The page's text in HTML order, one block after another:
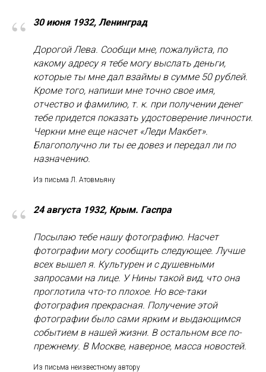
“ 30 июня 1932, Ленинград
Дорогой Лева. Сообщи мне, пожалуйста, по
какому адресу я тебе могу выслать деньги,
которые ты мне дал взаймы в сумме 50 рублей.
Кроме того, напиши мне точно свое имя,
отчество и фамилию, т. к. при получении денег
тебе придется показать удостоверение личности.
Черкни мне еще насчет «Леди Макбет».
Благополучно ли ты ее довез и передал ли по
назначению.
Из письма Л. Атовмьяну
“ 24 августа 1932, Крым. Гаспра
Посылаю тебе нашу фотографию. Насчет
фотографии могу сообщить следующее. Лучше
всех вышел я. Культурен и с душевными
запросами на лице. У Нины такой вид, что она
проглотила что-то плохое. Но все-таки
фотография прекрасная. Получение этой
фотографии было сами ярким и выдающимся
событием в нашей жизни. В остальном все по-
прежнему. В Москве, наверное, масса новостей.
Из письма неизвестному автору